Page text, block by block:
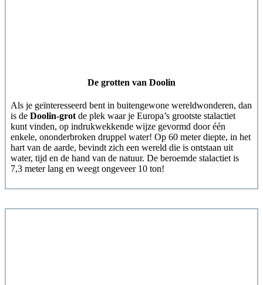
De grotten van Doolin
Als je geïnteresseerd bent in buitengewone wereldwonderen, dan
is de Doolin-grot de plek waar je Europa’s grootste stalactiet
kunt vinden, op indrukwekkende wijze gevormd door één
enkele, ononderbroken druppel water! Op 60 meter diepte, in het
hart van de aarde, bevindt zich een wereld die is ontstaan uit
water, tijd en de hand van de natuur. De beroemde stalactiet is
7,3 meter lang en weegt ongeveer 10 ton!